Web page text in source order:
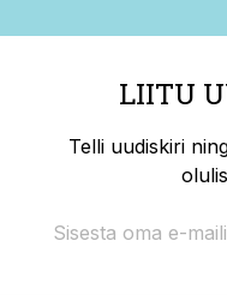
LIITU
Telli uudiskiri